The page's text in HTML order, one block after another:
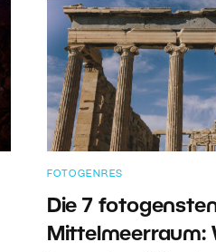
FOTOGENRES
Die 7
Mittelmeerraum: